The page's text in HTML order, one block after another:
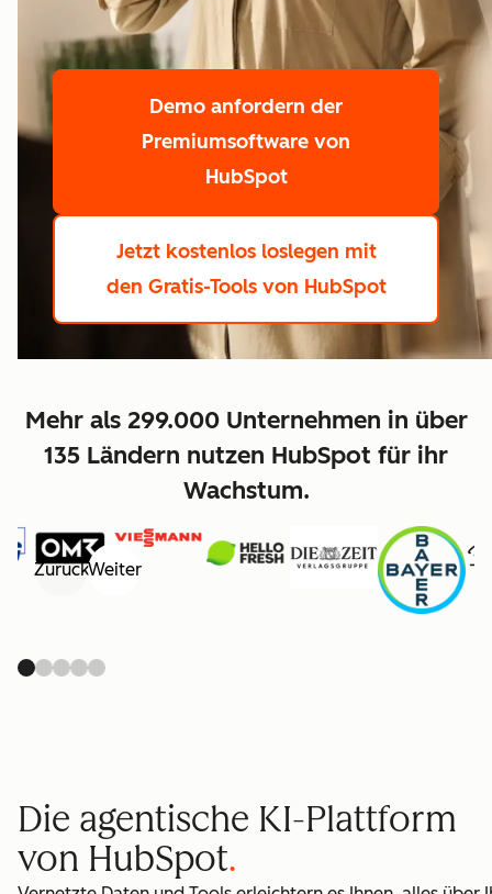
Demo anfordern der
Premiumsoftware von
HubSpot
Jetzt kostenlos loslegen mit
den Gratis-Tools von HubSpot
Mehr als 299.000 Unternehmen in über
135 Ländern nutzen HubSpot für ihr
Wachstum.
ZurückWeiter
Die agentische KI-Plattform
von HubSpot